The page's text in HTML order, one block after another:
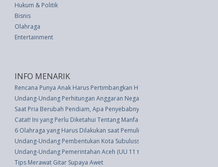
Hukum & Politik
Bisnis
Olahraga
Entertainment
INFO MENARIK
Rencana Punya Anak Harus Pertimbangkan Hal Ini
Undang-Undang Perhitungan Anggaran Negara Tahun Anggaran 1991/
Saat Pria Berubah Pendiam, Apa Penyebabnya?
Catat! Ini yang Perlu Diketahui Tentang Manfaat Konsumsi Jagung
6 Olahraga yang Harus Dilakukan saat Pemulihan COVID-19
Undang-Undang Pembentukan Kota Subulussalam Di Provinsi Nanggroe
Undang-Undang Pemerintahan Aceh (UU 11 thn 2006)
Tips Merawat Gitar Supaya Awet